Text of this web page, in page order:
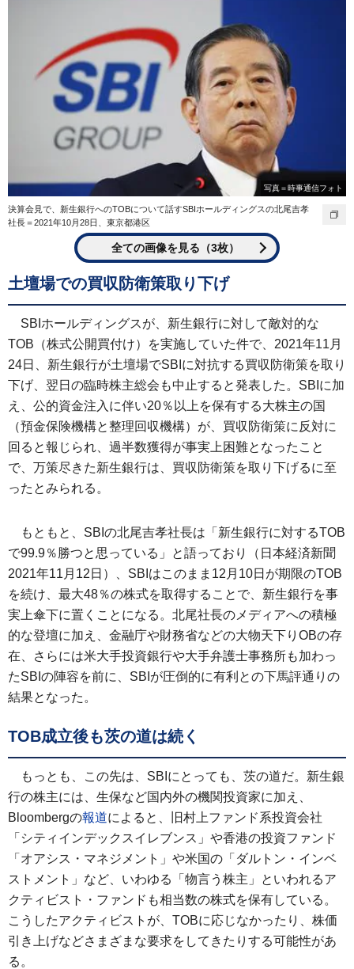
写真＝時事通信フォト
決算会見で、新生銀行へのTOBについて話すSBIホールディングスの北尾吉孝
社長＝2021年10月28日、東京都港区
全ての画像を見る（3枚）
土壇場での買収防衛策取り下げ
SBIホールディングスが、新生銀行に対して敵対的な
TOB（株式公開買付け）を実施していた件で、2021年11月
24日、新生銀行が土壇場でSBIに対抗する買収防衛策を取り
下げ、翌日の臨時株主総会も中止すると発表した。SBIに加
え、公的資金注入に伴い20％以上を保有する大株主の国
（預金保険機構と整理回収機構）が、買収防衛策に反対に
回ると報じられ、過半数獲得が事実上困難となったこと
で、万策尽きた新生銀行は、買収防衛策を取り下げるに至
ったとみられる。
もともと、SBIの北尾吉孝社長は「新生銀行に対するTOB
で99.9％勝つと思っている」と語っており（日本経済新聞
2021年11月12日）、SBIはこのまま12月10日が期限のTOB
を続け、最大48％の株式を取得することで、新生銀行を事
実上傘下に置くことになる。北尾社長のメディアへの積極
的な登壇に加え、金融庁や財務省などの大物天下りOBの存
在、さらには米大手投資銀行や大手弁護士事務所も加わっ
たSBIの陣容を前に、SBIが圧倒的に有利との下馬評通りの
結果となった。
TOB成立後も茨の道は続く
もっとも、この先は、SBIにとっても、茨の道だ。新生銀
行の株主には、生保など国内外の機関投資家に加え、
Bloombergの報道によると、旧村上ファンド系投資会社
「シティインデックスイレブンス」や香港の投資ファンド
「オアシス・マネジメント」や米国の「ダルトン・インベ
ストメント」など、いわゆる「物言う株主」といわれるア
クティビスト・ファンドも相当数の株式を保有している。
こうしたアクティビストが、TOBに応じなかったり、株価
引き上げなどさまざまな要求をしてきたりする可能性があ
る。